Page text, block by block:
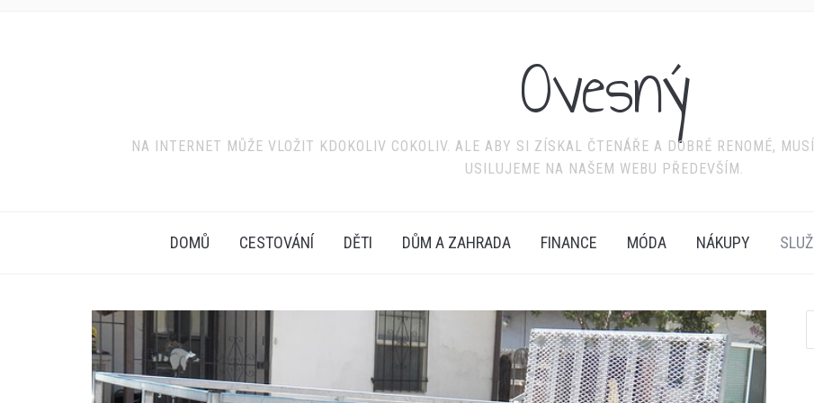
Ovesný
NA INTERNET MŮŽE VLOŽIT KDOKOLIV COKOLIV. ALE ABY SI ZÍSKAL ČTENÁŘE A DOBRÉ RENOMÉ,
USILUJEME NA NAŠEM WEBU PŘEDEVŠÍM.
DOMŮ CESTOVÁNÍ DĚTI DŮM A ZAHRADA FINANCE MÓDA NÁKUPY